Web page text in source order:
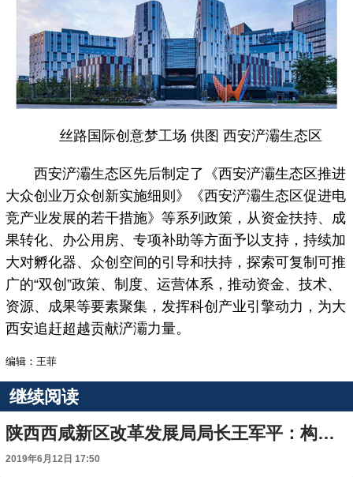
丝路国际创意梦工场 供图 西安浐灞生态区
西安浐灞生态区先后制定了《西安浐灞生态区推进
大众创业万众创新实施细则》《西安浐灞生态区促进电
竞产业发展的若干措施》等系列政策，从资金扶持、成
果转化、办公用房、专项补助等方面予以支持，持续加
大对孵化器、众创空间的引导和扶持，探索可复制可推
广的“双创”政策、制度、运营体系，推动资金、技术、
资源、成果等要素聚集，发挥科创产业引擎动力，为大
西安追赶超越贡献浐灞力量。
编辑：王菲
继续阅读
陕西西咸新区改革发展局局长王军平：构建“双创”生态 激发全民创新活力
2019年6月12日 17:50